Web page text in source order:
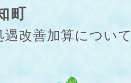
町
改善加算について